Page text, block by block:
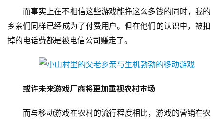
7
月
游
而事实上在不相信这些游戏能挣这么多钱的同时，我的
乡亲们同样已经成为了付费用户。但在他们的认识中，被扣
掉的电话费都是被电信公司赚走了。
或许未来游戏厂商将更加重视农村市场
而与移动游戏在农村的流行程度相比，游戏的营销在农